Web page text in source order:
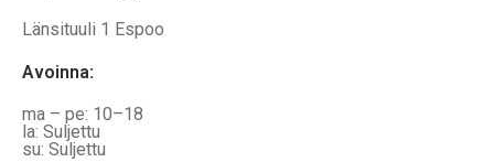
Länsituuli 1 Espoo
Avoinna:
ma – pe: 10–18
la: Suljettu
su: Suljettu